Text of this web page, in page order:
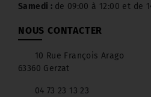
Samedi : de 09:00 à 12:00 et de
NOUS CONTACTER
10 Rue François Arago
63360 Gerzat
04 73 23 13 23